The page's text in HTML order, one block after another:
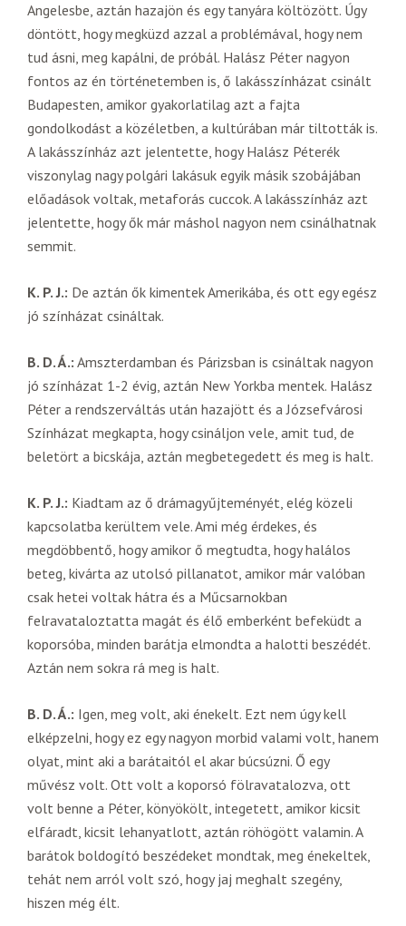
Angelesbe, aztán hazajön és egy tanyára költözött. Úgy
döntött, hogy megküzd azzal a problémával, hogy nem
tud ásni, meg kapálni, de próbál. Halász Péter nagyon
fontos az én történetemben is, ő lakásszínházat csinált
Budapesten, amikor gyakorlatilag azt a fajta
gondolkodást a közéletben, a kultúrában már tiltották is.
A lakásszínház azt jelentette, hogy Halász Péterék
viszonylag nagy polgári lakásuk egyik másik szobájában
előadások voltak, metaforás cuccok. A lakásszínház azt
jelentette, hogy ők már máshol nagyon nem csinálhatnak
semmit.
K. P. J.: De aztán ők kimentek Amerikába, és ott egy egész
jó színházat csináltak.
B. D. Á.: Amszterdamban és Párizsban is csináltak nagyon
jó színházat 1-2 évig, aztán New Yorkba mentek. Halász
Péter a rendszerváltás után hazajött és a Józsefvárosi
Színházat megkapta, hogy csináljon vele, amit tud, de
beletört a bicskája, aztán megbetegedett és meg is halt.
K. P. J.: Kiadtam az ő drámagyűjteményét, elég közeli
kapcsolatba kerültem vele. Ami még érdekes, és
megdöbbentő, hogy amikor ő megtudta, hogy halálos
beteg, kivárta az utolsó pillanatot, amikor már valóban
csak hetei voltak hátra és a Műcsarnokban
felravataloztatta magát és élő emberként befeküdt a
koporsóba, minden barátja elmondta a halotti beszédét.
Aztán nem sokra rá meg is halt.
B. D. Á.: Igen, meg volt, aki énekelt. Ezt nem úgy kell
elképzelni, hogy ez egy nagyon morbid valami volt, hanem
olyat, mint aki a barátaitól el akar búcsúzni. Ő egy
művész volt. Ott volt a koporsó fölravatalozva, ott
volt benne a Péter, könyökölt, integetett, amikor kicsit
elfáradt, kicsit lehanyatlott, aztán röhögött valamin. A
barátok boldogító beszédeket mondtak, meg énekeltek,
tehát nem arról volt szó, hogy jaj meghalt szegény,
hiszen még élt.